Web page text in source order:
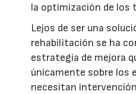
la optimización de los
Lejos de ser una
rehabilitación se ha
estrategia de mejora
únicamente sobre los
necesitan